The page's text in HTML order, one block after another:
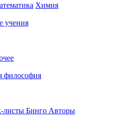
Химия
учения
философия
листы Бинго Авторы